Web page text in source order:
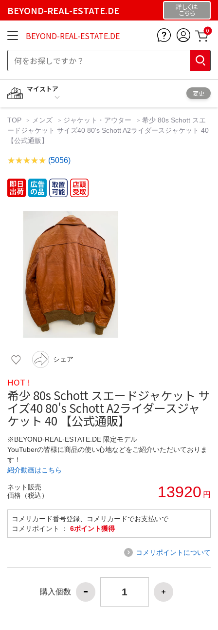
BEYOND-REAL-ESTATE.DE 詳しくは
こちら
BEYOND-REAL-ESTATE.DE 0
マイストア
変更
TOP メンズ ジャケット・アウター
希少 80s Schott スエ
ードジャケット サイズ40 80's Schott A2ライダースジャケット 40
【公式通販】
(5056)
シェア
HOT !
希少 80s Schott スエードジャケット サ
イズ40 80's Schott A2ライダースジャ
ケット 40 【公式通販】
※BEYOND-REAL-ESTATE.DE 限定モデル
YouTuberの皆様に商品の使い心地などをご紹介いただいておりま
す！
紹介動画はこちら
ネット販売
価格（税込）
13920 円
コメリカード番号登録、コメリカードでお支払いで
コメリポイント ： 6ポイント獲得
コメリポイントについて
購入個数